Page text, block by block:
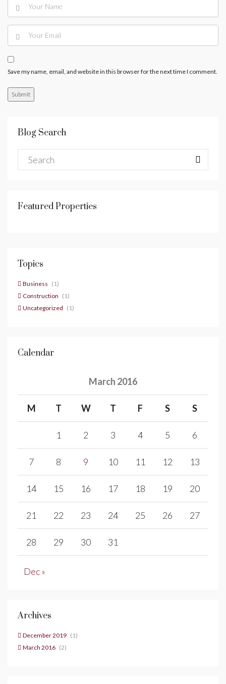
Save my name, email, and website in this browser for the next time I comment.
Blog Search
Featured Properties
Topics
Business (1)
Construction (1)
Uncategorized (1)
Calendar
March 2016
M T W T F S S
1 2 3 4 5 6
7 8 9 10 11 12 13
14 15 16 17 18 19 20
21 22 23 24 25 26 27
28 29 30 31
Dec »
Archives
December 2019 (1)
March 2016 (2)